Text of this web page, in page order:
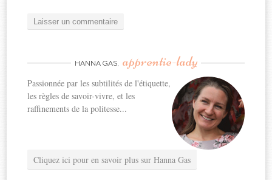
HANNA GAS, apprentie-lady
Passionnée par les subtilités de l'étiquette,
les règles de savoir-vivre, et les
raffinements de la politesse...
Cliquez ici pour en savoir plus sur Hanna Gas